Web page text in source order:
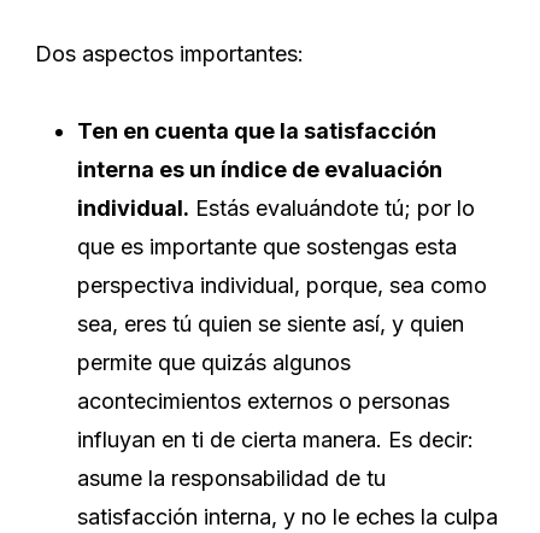
Dos aspectos importantes:
Ten en cuenta que la satisfacción
interna es un índice de evaluación
individual. Estás evaluándote tú; por lo
que es importante que sostengas esta
perspectiva individual, porque, sea como
sea, eres tú quien se siente así, y quien
permite que quizás algunos
acontecimientos externos o personas
influyan en ti de cierta manera. Es decir:
asume la responsabilidad de tu
satisfacción interna, y no le eches la culpa